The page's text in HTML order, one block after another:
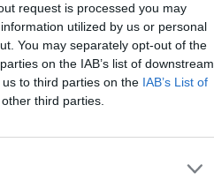
request is processed you may
utilized by us or personal
You may separately opt-out of the
on the IAB’s list of downstream
to third parties on the IAB’s List of
third parties.